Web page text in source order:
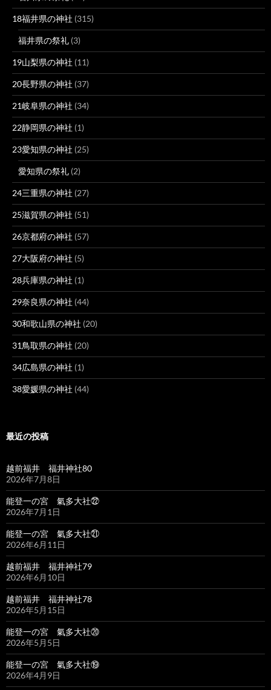
18福井県の神社 (315)
福井県の祭礼 (3)
19山梨県の神社 (11)
20長野県の神社 (37)
21岐阜県の神社 (34)
22静岡県の神社 (1)
23愛知県の神社 (25)
愛知県の祭礼 (2)
24三重県の神社 (27)
25滋賀県の神社 (51)
26京都府の神社 (57)
27大阪府の神社 (5)
28兵庫県の神社 (1)
29奈良県の神社 (44)
30和歌山県の神社 (20)
31鳥取県の神社 (20)
34広島県の神社 (1)
38愛媛県の神社 (44)
最近の投稿
越前福井 福井神社80
2026年7月8日
能登一の宮 氣多大社㉒
2026年7月1日
能登一の宮 氣多大社㉑
2026年6月11日
越前福井 福井神社79
2026年6月10日
越前福井 福井神社78
2026年5月15日
能登一の宮 氣多大社⑳
2026年5月5日
能登一の宮 氣多大社⑲
2026年4月9日